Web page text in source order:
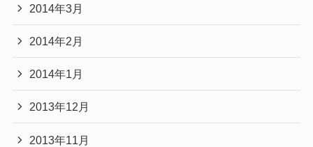
2014年3月
2014年2月
2014年1月
2013年12月
2013年11月